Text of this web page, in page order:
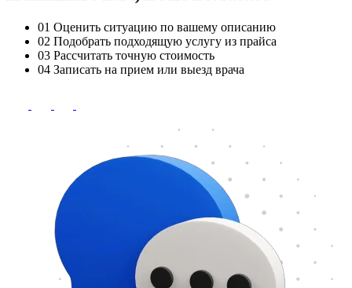
01 Оценить ситуацию по вашему описанию
02 Подобрать подходящую услугу из прайса
03 Рассчитать точную стоимость
04 Записать на прием или выезд врача